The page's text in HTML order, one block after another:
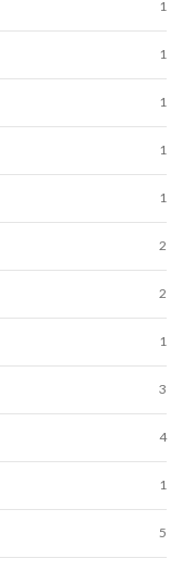
1
1
1
1
1
2
2
1
3
4
1
5